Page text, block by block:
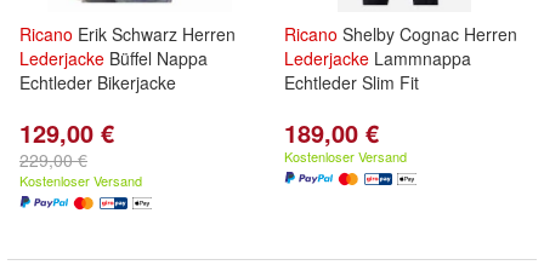
Ricano Erik Schwarz Herren
Lederjacke Büffel Nappa
Echtleder Bikerjacke
129,00 €
229,00 €
Kostenloser Versand
Ricano Shelby Cognac Herren
Lederjacke Lammnappa
Echtleder Slim Fit
189,00 €
Kostenloser Versand